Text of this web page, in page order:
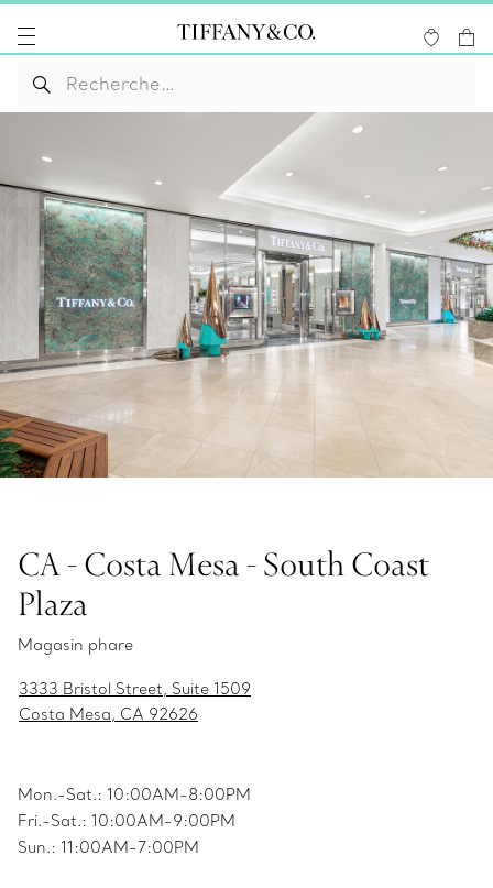
CA - Costa Mesa - South Coast
Plaza
Magasin phare
3333 Bristol Street, Suite 1509
Costa Mesa, CA 92626
Mon.-Sat.: 10:00AM-8:00PM
Fri.-Sat.: 10:00AM-9:00PM
Sun.: 11:00AM-7:00PM